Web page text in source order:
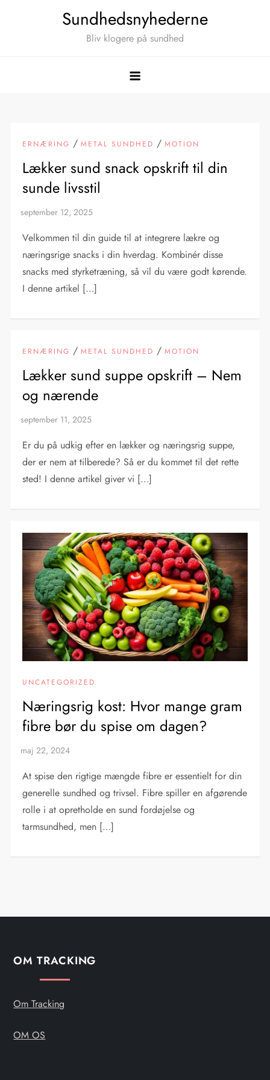
Sundhedsnyhederne
Bliv klogere på sundhed
ERNÆRING /METAL SUNDHED /MOTION
Lækker sund snack opskrift til din
sunde livsstil
Velkommen til din guide til at integrere lækre og
næringsrige snacks i din hverdag. Kombinér disse
snacks med styrketræning, så vil du være godt kørende.
I denne artikel […]
ERNÆRING /METAL SUNDHED /MOTION
Lækker sund suppe opskrift – Nem
og nærende
Er du på udkig efter en lækker og næringsrig suppe,
der er nem at tilberede? Så er du kommet til det rette
sted! I denne artikel giver vi […]
UNCATEGORIZED
Næringsrig kost: Hvor mange gram
fibre bør du spise om dagen?
At spise den rigtige mængde fibre er essentielt for din
generelle sundhed og trivsel. Fibre spiller en afgørende
rolle i at opretholde en sund fordøjelse og
tarmsundhed, men […]
OM TRACKING
Om Tracking
OM OS